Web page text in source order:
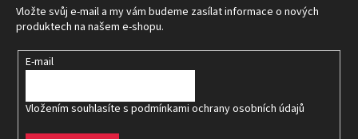
Vložte svůj e-mail a my vám budeme zasílat informace o nových
produktech na našem e-shopu.
E-mail
Vložením souhlasíte s podmínkami ochrany osobních údajů